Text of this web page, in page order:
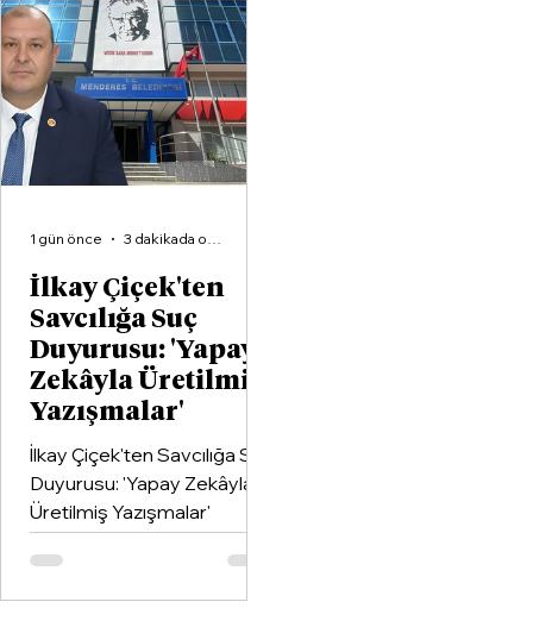
organizasyonlarından
Aliağa KZY Spor Kulübü,
voleybol branşında güçlerini
birleştiren kapsamlı bir iş
birliği protokolüne imza attı.
İlkay Çiçek'ten
Savcılığa Suç
Duyurusu: 'Yapay
Zekâyla Üretilmiş
Yazışmalar'
İlkay Çiçek'ten Savcılığa Suç
Duyurusu: 'Yapay Zekâyla
Üretilmiş Yazışmalar'
1 gün önce 3 dakikada okunur